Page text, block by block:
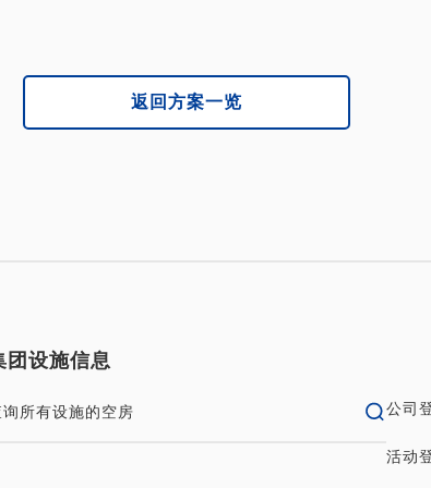
出于消防安全考虑，每张标准
[停车信息]
返回方案一览
团设施信息
询所有设施的空房 公司
活动